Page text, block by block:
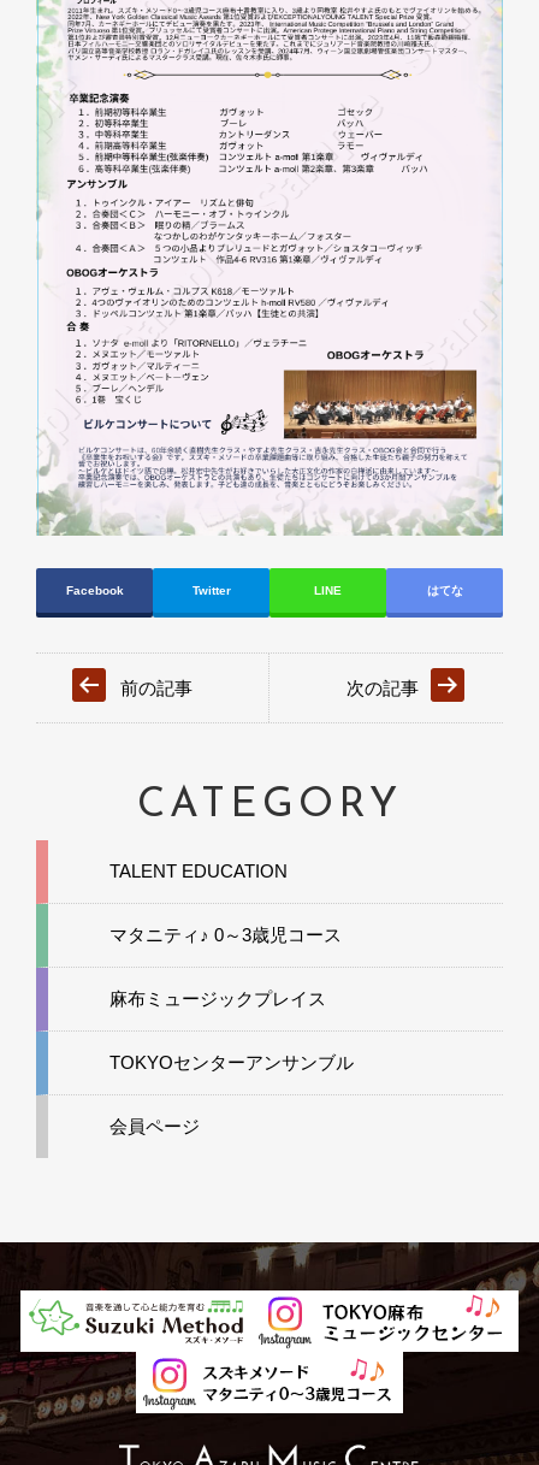
Facebook Twitter LINE はてな
前の記事 次の記事
CATEGORY
TALENT EDUCATION
マタニティ♪ 0～3歳児コース
麻布ミュージックプレイス
TOKYOセンターアンサンブル
会員ページ